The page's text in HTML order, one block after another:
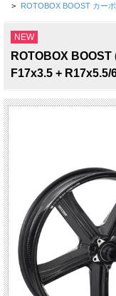
> ROTOBOX BOOST カー
NEW
ROTOBOX
F17x3.5 + R17x5.5/